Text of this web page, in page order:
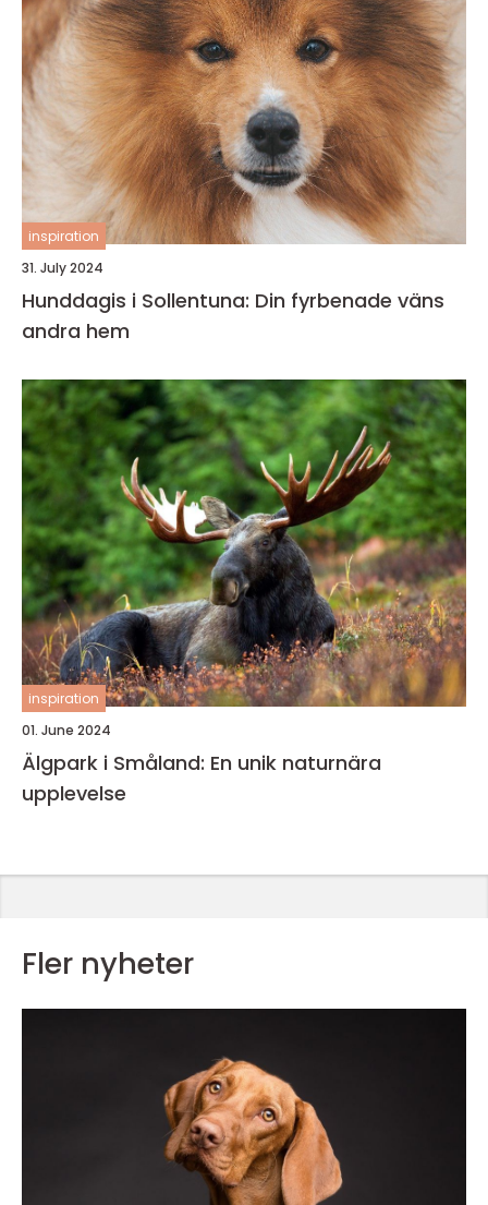
inspiration
31. July 2024
Hunddagis i Sollentuna: Din fyrbenade väns
andra hem
inspiration
01. June 2024
Älgpark i Småland: En unik naturnära
upplevelse
Fler nyheter